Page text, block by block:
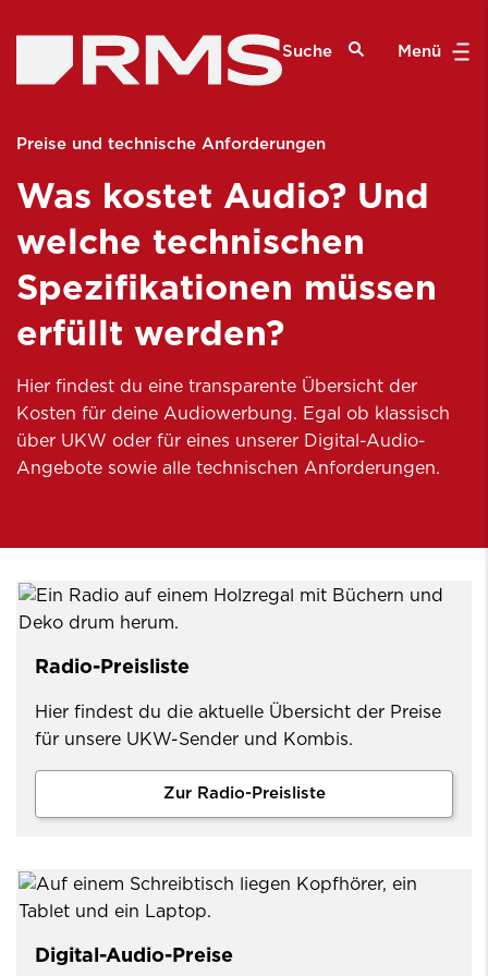
Suche Menü
Preise und technische Anforderungen
Was kostet Audio? Und
welche technischen
Spezifikationen müssen
erfüllt werden?
Hier findest du eine transparente Übersicht der
Kosten für deine Audiowerbung. Egal ob klassisch
über UKW oder für eines unserer Digital-Audio-
Angebote sowie alle technischen Anforderungen.
Radio-Preisliste
Hier findest du die aktuelle Übersicht der Preise
für unsere UKW-Sender und Kombis.
Zur Radio-Preisliste
Digital-Audio-Preise